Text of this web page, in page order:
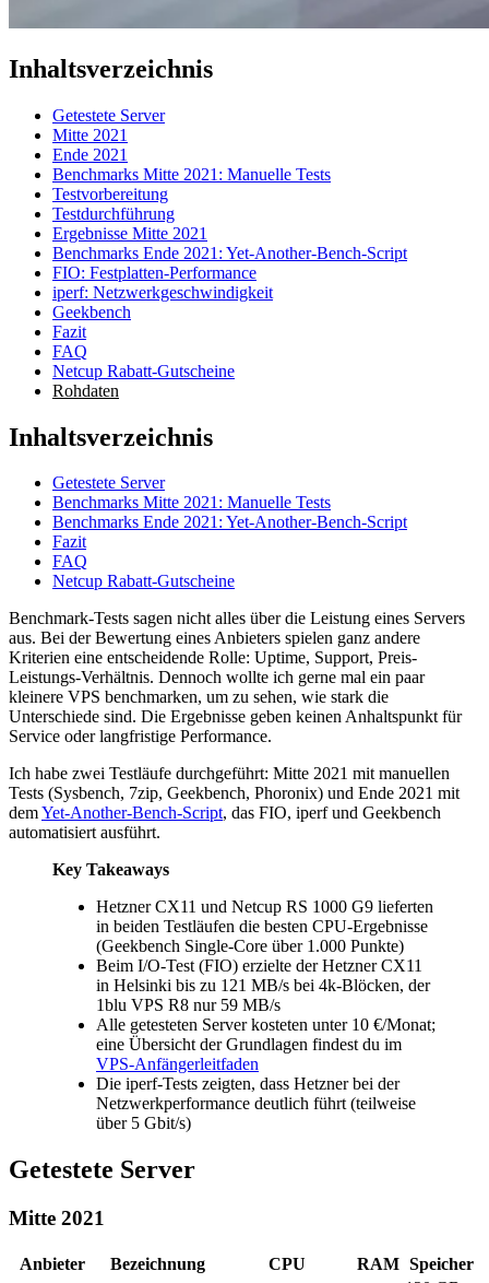
Inhaltsverzeichnis
Getestete Server
Mitte 2021
Ende 2021
Benchmarks Mitte 2021: Manuelle Tests
Testvorbereitung
Testdurchführung
Ergebnisse Mitte 2021
Benchmarks Ende 2021: Yet-Another-Bench-Script
FIO: Festplatten-Performance
iperf: Netzwerkgeschwindigkeit
Geekbench
Fazit
FAQ
Netcup Rabatt-Gutscheine
Rohdaten
Inhaltsverzeichnis
Getestete Server
Benchmarks Mitte 2021: Manuelle Tests
Benchmarks Ende 2021: Yet-Another-Bench-Script
Fazit
FAQ
Netcup Rabatt-Gutscheine
Benchmark-Tests sagen nicht alles über die Leistung eines Servers
aus. Bei der Bewertung eines Anbieters spielen ganz andere
Kriterien eine entscheidende Rolle: Uptime, Support, Preis-
Leistungs-Verhältnis. Dennoch wollte ich gerne mal ein paar
kleinere VPS benchmarken, um zu sehen, wie stark die
Unterschiede sind. Die Ergebnisse geben keinen Anhaltspunkt für
Service oder langfristige Performance.
Ich habe zwei Testläufe durchgeführt: Mitte 2021 mit manuellen
Tests (Sysbench, 7zip, Geekbench, Phoronix) und Ende 2021 mit
demYet-Another-Bench-Script, das FIO, iperf und Geekbench
automatisiert ausführt.
Key Takeaways
Hetzner CX11 und Netcup RS 1000 G9 lieferten
in beiden Testläufen die besten CPU-Ergebnisse
(Geekbench Single-Core über 1.000 Punkte)
Beim I/O-Test (FIO) erzielte der Hetzner CX11
in Helsinki bis zu 121 MB/s bei 4k-Blöcken, der
1blu VPS R8 nur 59 MB/s
Alle getesteten Server kosteten unter 10 €/Monat;
eine Übersicht der Grundlagen findest du im
VPS-Anfängerleitfaden
Die iperf-Tests zeigten, dass Hetzner bei der
Netzwerkperformance deutlich führt (teilweise
über 5 Gbit/s)
Getestete Server
Mitte 2021
Anbieter Bezeichnung CPU RAM Speicher